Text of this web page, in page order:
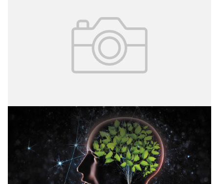
№ 4 (68)
Просветительские проекты для
москвичей, посвященные ментальному
здоровью
Жители больших городов чаще других страдают от